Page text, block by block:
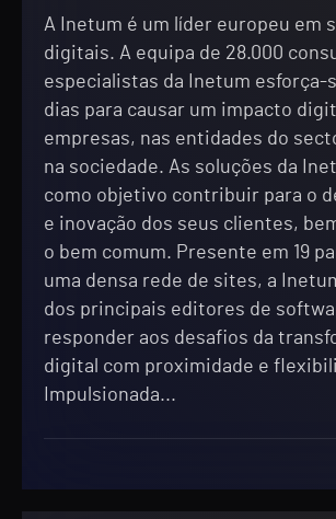
A Inetum é um líder europeu em
digitais. A equipa de 28.000
especialistas da Inetum esforça-
dias para causar um impacto
empresas, nas entidades do
na sociedade. As soluções da
como objetivo contribuir para o
e inovação dos seus clientes,
o bem comum. Presente em 19
uma densa rede de sites, a
dos principais editores de
responder aos desafios da
digital com proximidade e
Impulsionada...